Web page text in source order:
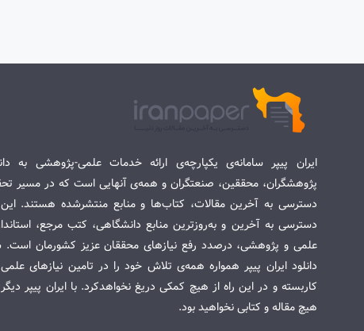
ایران پیپر سامانه‌ی یکپارچه‌ی ارائه خدمات علمی-پژوهشی به
پژوهشگران، محققین، صنعتگران و همه‌ی آنهایی است که در مسیر
دسترسی به آخرین مقالات، کتاب‌ها و منابع منتشرشده هستند. این
دسترسی به آخرین و به‌روزترین منابع دانشگاهی، کتب مرجع،
علمی و پژوهشی، درصدد رفع نیازهای محققان عزیز کشورمان است.
دانلود ایران پیپر همواره همه‌ی تلاش خود را در تامین نیازهای
کاربسته و در این راه از هیچ کمکی دریغ نخواهدکرد. با ایران پیپر
هیچ مقاله و کتابی نخواهید بود.